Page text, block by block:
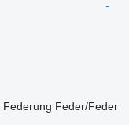
Federung Feder/Feder